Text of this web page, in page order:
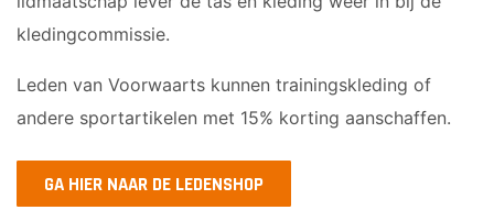
JO11-3JM
JO12-4JM
JO12-5JM
kledingcommissie.
Leden van Voorwaarts kunnen trainingskleding of
andere sportartikelen met 15% korting aanschaffen.
GA HIER NAAR DE LEDENSHOP